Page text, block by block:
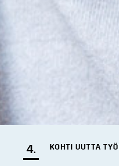
4. KOHTI UUTTA